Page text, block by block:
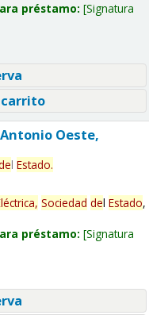
préstamo: Signatura
Oeste,
l Estado.
Sociedad del Estado,
préstamo: Signatura